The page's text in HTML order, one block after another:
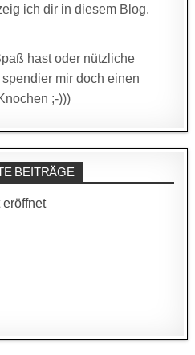
ich dir in diesem Blog.
hast oder nützliche
mir doch einen
;-)))
BEITRÄGE
eröffnet